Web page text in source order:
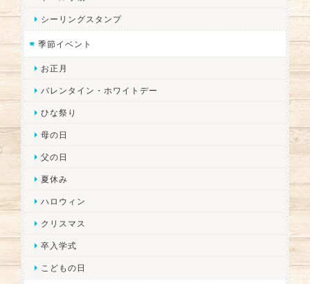
シーリングスタンプ
季節イベント
お正月
バレンタイン・ホワイトデー
ひな祭り
母の日
父の日
夏休み
ハロウィン
クリスマス
卒入学式
こどもの日